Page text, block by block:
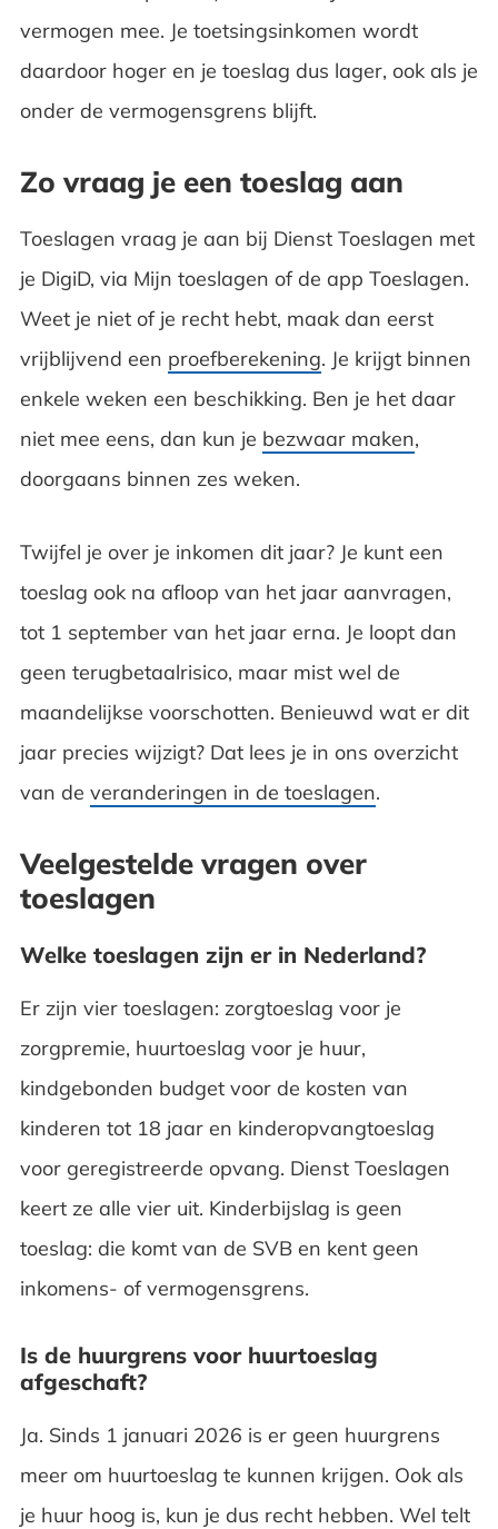
vermogen mee. Je toetsingsinkomen wordt
daardoor hoger en je toeslag dus lager, ook als je
onder de vermogensgrens blijft.
Zo vraag je een toeslag aan
Toeslagen vraag je aan bij Dienst Toeslagen met
je DigiD, via Mijn toeslagen of de app Toeslagen.
Weet je niet of je recht hebt, maak dan eerst
vrijblijvend een proefberekening. Je krijgt binnen
enkele weken een beschikking. Ben je het daar
niet mee eens, dan kun je bezwaar maken,
doorgaans binnen zes weken.
Twijfel je over je inkomen dit jaar? Je kunt een
toeslag ook na afloop van het jaar aanvragen,
tot 1 september van het jaar erna. Je loopt dan
geen terugbetaalrisico, maar mist wel de
maandelijkse voorschotten. Benieuwd wat er dit
jaar precies wijzigt? Dat lees je in ons overzicht
van de veranderingen in de toeslagen.
Veelgestelde vragen over
toeslagen
Welke toeslagen zijn er in Nederland?
Er zijn vier toeslagen: zorgtoeslag voor je
zorgpremie, huurtoeslag voor je huur,
kindgebonden budget voor de kosten van
kinderen tot 18 jaar en kinderopvangtoeslag
voor geregistreerde opvang. Dienst Toeslagen
keert ze alle vier uit. Kinderbijslag is geen
toeslag: die komt van de SVB en kent geen
inkomens- of vermogensgrens.
Is de huurgrens voor huurtoeslag
afgeschaft?
Ja. Sinds 1 januari 2026 is er geen huurgrens
meer om huurtoeslag te kunnen krijgen. Ook als
je huur hoog is, kun je dus recht hebben. Wel telt